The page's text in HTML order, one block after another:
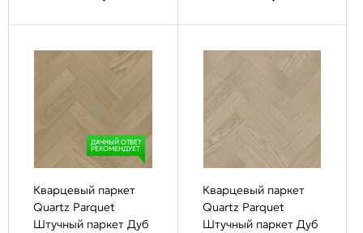
ДАЧНЫЙ ОТВЕТ
РЕКОМЕНДУЕТ
Кварцевый паркет
Quartz Parquet
Штучный паркет Дуб
Кварцевый паркет
Quartz Parquet
Штучный паркет Дуб